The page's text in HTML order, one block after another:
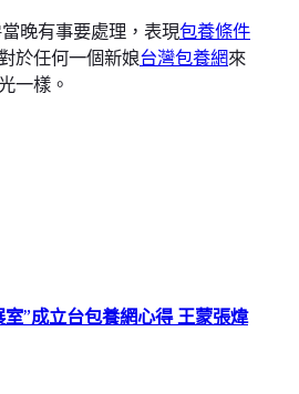
晚有事要處理，表現包養條件
於任何一個新娘台灣包養網來
一樣。
”成立台包養網心得 王蒙張煒